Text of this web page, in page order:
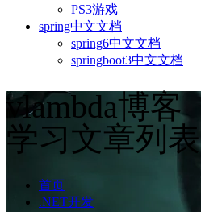
PS3游戏
spring中文文档
spring6中文文档
springboot3中文文档
vlambda博客
学习文章列表
首页
.NET开发